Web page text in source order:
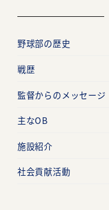
野球部の歴史
戦歴
監督からのメッセージ
主なOB
施設紹介
社会貢献活動